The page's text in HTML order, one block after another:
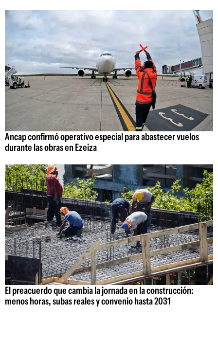
Ancap confirmó operativo especial para abastecer vuelos
durante las obras en Ezeiza
El preacuerdo que cambia la jornada en la construcción:
menos horas, subas reales y convenio hasta 2031